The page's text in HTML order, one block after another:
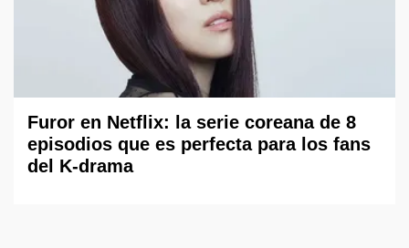
Furor en Netflix: la serie coreana de 8
episodios que es perfecta para los fans
del K-drama